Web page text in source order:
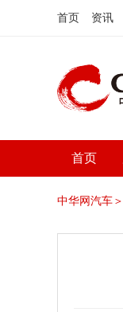
首页 资讯
首页
中华网汽车＞